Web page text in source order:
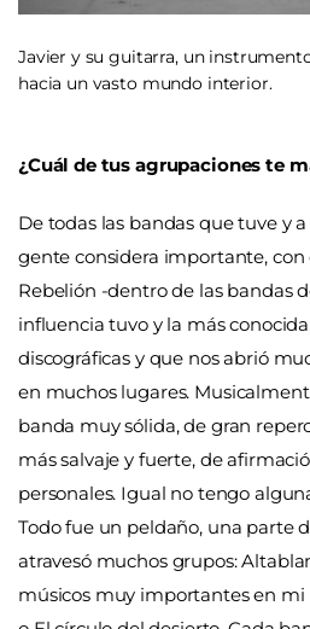
Javier y su guitarra, un
hacia un vasto mundo interior.
¿Cuál de tus agrupaciones te
De todas las bandas que tuve y
gente considera importante, con
Rebelión -dentro de las bandas
influencia tuvo y la más
discográficas y que nos abrió
en muchos lugares.
banda muy sólida, de gran
más salvaje y fuerte, de
personales. Igual no tengo
Todo fue un peldaño, una parte
atravesó muchos grupos:
músicos muy importantes en mi